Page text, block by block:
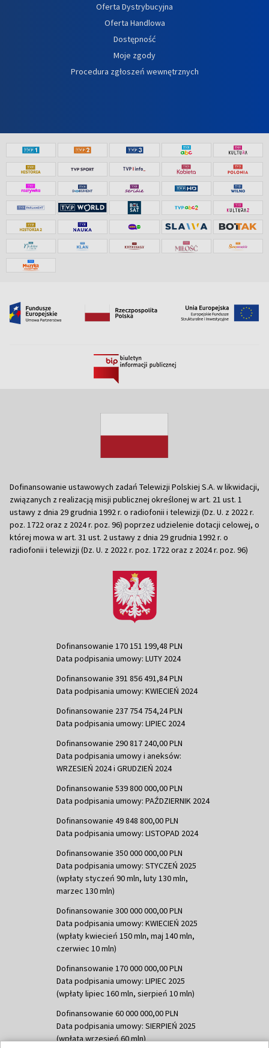
Oferta Dystrybucyjna
Oferta Handlowa
Dostępność
Moje zgody
Procedura zgłoszeń wewnętrznych
Dofinansowanie ustawowych zadań Telewizji Polskiej S.A. w likwidacji,
związanych z realizacją misji publicznej określonej w art. 21 ust. 1
ustawy z dnia 29 grudnia 1992 r. o radiofonii i telewizji (Dz. U. z 2022 r.
poz. 1722 oraz z 2024 r. poz. 96) poprzez udzielenie dotacji celowej, o
której mowa w art. 31 ust. 2 ustawy z dnia 29 grudnia 1992 r. o
radiofonii i telewizji (Dz. U. z 2022 r. poz. 1722 oraz z 2024 r. poz. 96)
Dofinansowanie 170 151 199,48 PLN
Data podpisania umowy: LUTY 2024
Dofinansowanie 391 856 491,84 PLN
Data podpisania umowy: KWIECIEŃ 2024
Dofinansowanie 237 754 754,24 PLN
Data podpisania umowy: LIPIEC 2024
Dofinansowanie 290 817 240,00 PLN
Data podpisania umowy i aneksów:
WRZESIEŃ 2024 i GRUDZIEŃ 2024
Dofinansowanie 539 800 000,00 PLN
Data podpisania umowy: PAŹDZIERNIK 2024
Dofinansowanie 49 848 800,00 PLN
Data podpisania umowy: LISTOPAD 2024
Dofinansowanie 350 000 000,00 PLN
Data podpisania umowy: STYCZEŃ 2025
(wpłaty styczeń 90 mln, luty 130 mln,
marzec 130 mln)
Dofinansowanie 300 000 000,00 PLN
Data podpisania umowy: KWIECIEŃ 2025
(wpłaty kwiecień 150 mln, maj 140 mln,
czerwiec 10 mln)
Dofinansowanie 170 000 000,00 PLN
Data podpisania umowy: LIPIEC 2025
(wpłaty lipiec 160 mln, sierpień 10 mln)
Dofinansowanie 60 000 000,00 PLN
Data podpisania umowy: SIERPIEŃ 2025
(wpłata wrzesień 60 mln)